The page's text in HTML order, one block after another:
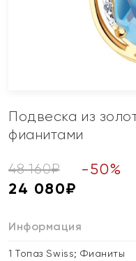
Подвеска из
фианитами
48 160₽ -50%
24 080₽
Информация
1 Топаз Swiss; Фианиты